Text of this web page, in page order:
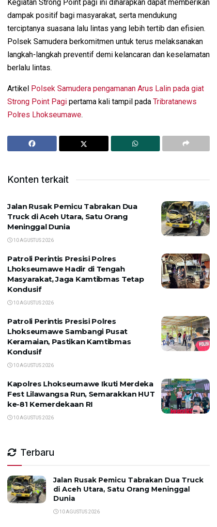
Kegiatan Strong Point pagi ini diharapkan dapat memberikan
dampak positif bagi masyarakat, serta mendukung
terciptanya suasana lalu lintas yang lebih tertib dan efisien.
Polsek Samudera berkomitmen untuk terus melaksanakan
langkah-langkah preventif demi kelancaran dan keselamatan
berlalu lintas.
Artikel Polsek Samudera pengamanan Arus Lalin pada giat
Strong Point Pagi pertama kali tampil pada Tribratanews
Polres Lhokseumawe.
Konten terkait
Jalan Rusak Pemicu Tabrakan Dua
Truck di Aceh Utara, Satu Orang
Meninggal Dunia
10 AGUSTUS 2026
Patroli Perintis Presisi Polres
Lhokseumawe Hadir di Tengah
Masyarakat, Jaga Kamtibmas Tetap
Kondusif
10 AGUSTUS 2026
Patroli Perintis Presisi Polres
Lhokseumawe Sambangi Pusat
Keramaian, Pastikan Kamtibmas
Kondusif
10 AGUSTUS 2026
Kapolres Lhokseumawe Ikuti Merdeka
Fest Lilawangsa Run, Semarakkan HUT
ke-81 Kemerdekaan RI
10 AGUSTUS 2026
Terbaru
Jalan Rusak Pemicu Tabrakan Dua Truck
di Aceh Utara, Satu Orang Meninggal
Dunia
10 AGUSTUS 2026